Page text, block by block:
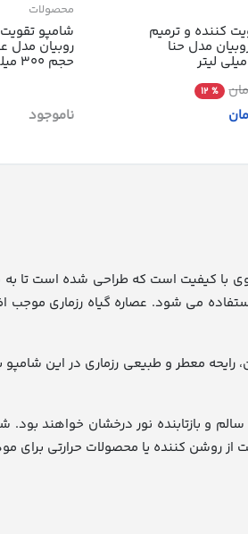
کننده و ترمیم
مدل حنا
% 12
محصولات
شامپو
روبیان مدل
حجم 300 میلی لیتر
ناموجود
رزماری، حجم 300 میلی لیتر، یک محصول مراقبت از موی با
می شود. عصاره گیاه رزماری
معطر و طبیعی رزماری در این شامپو
نور درخشان خواهند بود.
روشن کننده یا محصولات حرارتی برای